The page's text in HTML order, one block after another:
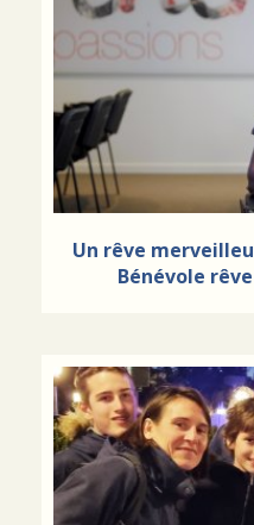
Un rêve
Bénévole